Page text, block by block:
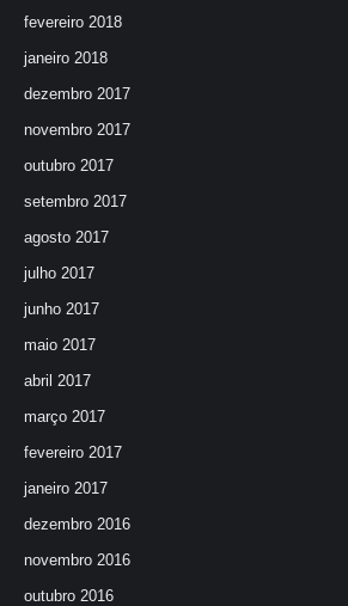
fevereiro 2018
janeiro 2018
dezembro 2017
novembro 2017
outubro 2017
setembro 2017
agosto 2017
julho 2017
junho 2017
maio 2017
abril 2017
março 2017
fevereiro 2017
janeiro 2017
dezembro 2016
novembro 2016
outubro 2016